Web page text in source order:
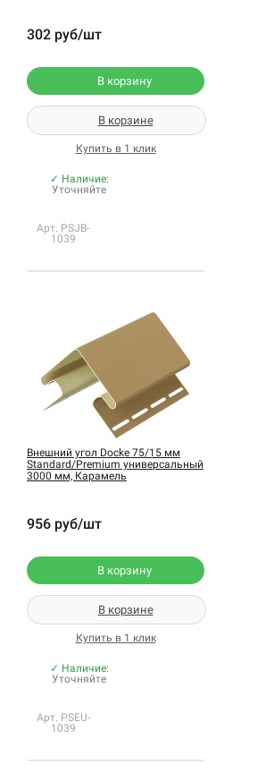
302 руб/шт
В корзину
В корзине
Купить в 1 клик
✓ Наличие:
Уточняйте
Арт. PSJB-
1039
Внешний угол Docke 75/15 мм
Standard/Premium универсальный
3000 мм, Карамель
956 руб/шт
В корзину
В корзине
Купить в 1 клик
✓ Наличие:
Уточняйте
Арт. PSEU-
1039